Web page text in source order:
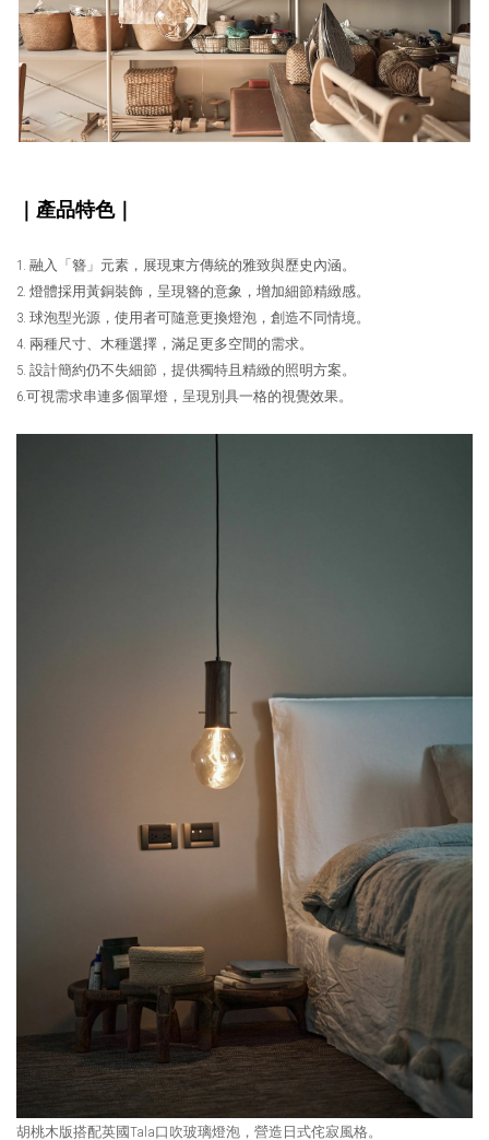
｜產品特色｜
1. 融入「簪」元素，展現東方傳統的雅致與歷史內涵。
2. 燈體採用黃銅裝飾，呈現簪的意象，增加細節精緻感。
3. 球泡型光源，使用者可隨意更換燈泡，創造不同情境。
4. 兩種尺寸、木種選擇，滿足更多空間的需求。
5. 設計簡約仍不失細節，提供獨特且精緻的照明方案。
6.可視需求串連多個單燈，呈現別具一格的視覺效果。
胡桃木版搭配英國Tala口吹玻璃燈泡，營造日式侘寂風格。